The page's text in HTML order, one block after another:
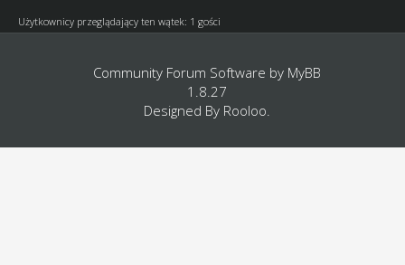
Użytkownicy przeglądający ten wątek: 1 gości
Community Forum Software by MyBB
1.8.27
Designed By Rooloo